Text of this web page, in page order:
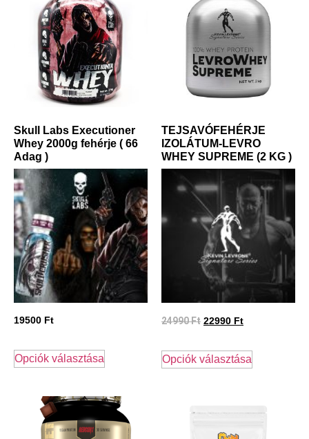
Skull Labs Executioner
Whey 2000g fehérje ( 66
Adag )
19500 Ft
Opciók választása
TEJSAVÓFEHÉRJE
IZOLÁTUM-LEVRO
WHEY SUPREME (2 KG )
24990Ft 22990 Ft
Opciók választása